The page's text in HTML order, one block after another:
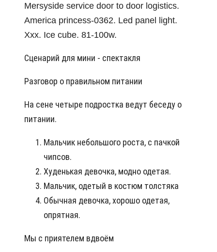
Mersyside service door to door logistics.
America princess-0362. Led panel light.
Xxx. Ice cube. 81-100w.
Сценарий для мини - спектакля
Разговор о правильном питании
На сене четыре подростка ведут беседу о
питании.
Мальчик небольшого роста, с пачкой
чипсов.
Худенькая девочка, модно одетая.
Мальчик, одетый в костюм толстяка
Обычная девочка, хорошо одетая,
опрятная.
Мы с приятелем вдвоём